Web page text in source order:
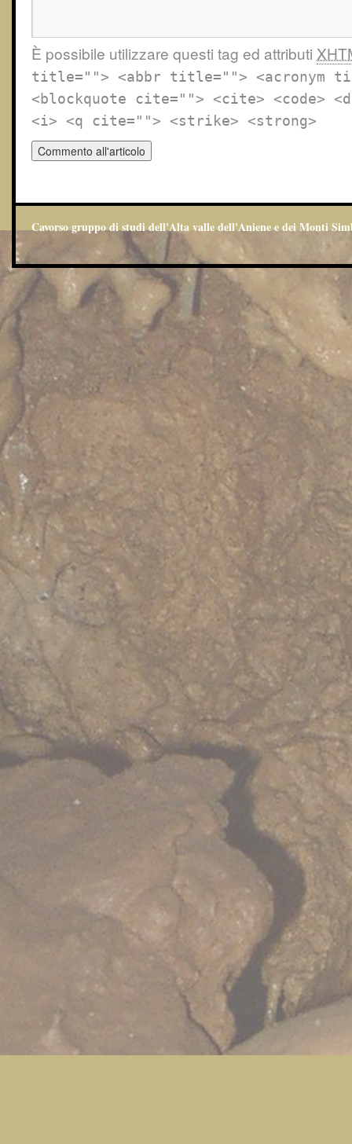
È possibile utilizzare questi tag ed attributi
title=""> <abbr title=""> <acronym
<blockquote cite=""> <cite> <code>
<i> <q cite=""> <strike> <strong>
Cavorso gruppo di studi dell'Alta valle dell'Aniene e dei Monti